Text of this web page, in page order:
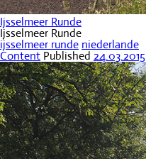
Ijsselmeer Runde
Ijsselmeer Runde
ijsselmeer runde niederlande
Content Published 24.03.2015